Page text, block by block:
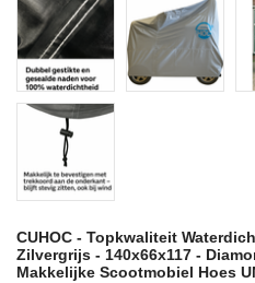
CUHOC - Topkwaliteit
Zilvergrijs - 140x66x117 -
Makkelijke Scootmobiel Hoes